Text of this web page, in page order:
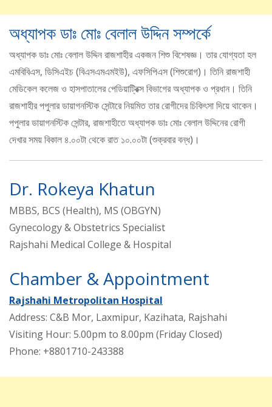
অধ্যাপক ডাঃ মোঃ বেলাল উদ্দিন সম্পর্কে
অধ্যাপক ডাঃ মোঃ বেলাল উদ্দিন রাজশাহীর একজন শিশু বিশেষজ্ঞ। তার যোগ্যতা হল
এমবিবিএস, ডিসিএইচ (বিএসএমএমইউ), এফসিপিএস (শিশুরোগ)। তিনি রাজশাহী
মেডিকেল কলেজ ও হাসপাতালের পেডিয়াট্রিক্স বিভাগের অধ্যাপক ও প্রধান। তিনি
রাজশাহীর পপুলার ডায়াগনস্টিক সেন্টারে নিয়মিত তার রোগীদের চিকিৎসা দিয়ে থাকেন।
পপুলার ডায়াগনস্টিক সেন্টার, রাজশাহীতে অধ্যাপক ডাঃ মোঃ বেলাল উদ্দিনের রোগী
দেখার সময় বিকাল ৪.০০টা থেকে রাত ১০.০০টা (শুক্রবার বন্ধ)।
Dr. Rokeya Khatun
MBBS, BCS (Health), MS (OBGYN)
Gynecology & Obstetrics Specialist
Rajshahi Medical College & Hospital
Chamber & Appointment
Rajshahi Metropolitan Hospital
Address: C&B Mor, Laxmipur, Kazihata, Rajshahi
Visiting Hour: 5.00pm to 8.00pm (Friday Closed)
Phone: +8801710-243388